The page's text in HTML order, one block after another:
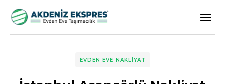
EVDEN EVE NAKLIYAT